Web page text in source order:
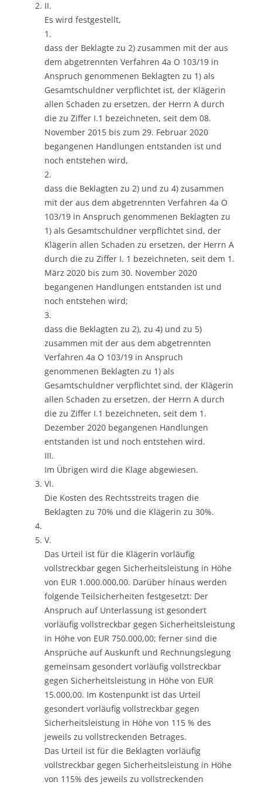
II.
Es wird festgestellt,
1.
dass der Beklagte zu 2) zusammen mit der aus
dem abgetrennten Verfahren 4a O 103/19 in
Anspruch genommenen Beklagten zu 1) als
Gesamtschuldner verpflichtet ist, der Klägerin
allen Schaden zu ersetzen, der Herrn A durch
die zu Ziffer I.1 bezeichneten, seit dem 08.
November 2015 bis zum 29. Februar 2020
begangenen Handlungen entstanden ist und
noch entstehen wird,
2.
dass die Beklagten zu 2) und zu 4) zusammen
mit der aus dem abgetrennten Verfahren 4a O
103/19 in Anspruch genommenen Beklagten zu
1) als Gesamtschuldner verpflichtet sind, der
Klägerin allen Schaden zu ersetzen, der Herrn A
durch die zu Ziffer I. 1 bezeichneten, seit dem 1.
März 2020 bis zum 30. November 2020
begangenen Handlungen entstanden ist und
noch entstehen wird;
3.
dass die Beklagten zu 2), zu 4) und zu 5)
zusammen mit der aus dem abgetrennten
Verfahren 4a O 103/19 in Anspruch
genommenen Beklagten zu 1) als
Gesamtschuldner verpflichtet sind, der Klägerin
allen Schaden zu ersetzen, der Herrn A durch
die zu Ziffer I.1 bezeichneten, seit dem 1.
Dezember 2020 begangenen Handlungen
entstanden ist und noch entstehen wird.
III.
Im Übrigen wird die Klage abgewiesen.
VI.
Die Kosten des Rechtsstreits tragen die
Beklagten zu 70% und die Klägerin zu 30%.
V.
Das Urteil ist für die Klägerin vorläufig
vollstreckbar gegen Sicherheitsleistung in Höhe
von EUR 1.000.000,00. Darüber hinaus werden
folgende Teilsicherheiten festgesetzt: Der
Anspruch auf Unterlassung ist gesondert
vorläufig vollstreckbar gegen Sicherheitsleistung
in Höhe von EUR 750.000,00; ferner sind die
Ansprüche auf Auskunft und Rechnungslegung
gemeinsam gesondert vorläufig vollstreckbar
gegen Sicherheitsleistung in Höhe von EUR
15.000,00. Im Kostenpunkt ist das Urteil
gesondert vorläufig vollstreckbar gegen
Sicherheitsleistung in Höhe von 115 % des
jeweils zu vollstreckenden Betrages.
Das Urteil ist für die Beklagten vorläufig
vollstreckbar gegen Sicherheitsleistung in Höhe
von 115% des jeweils zu vollstreckenden